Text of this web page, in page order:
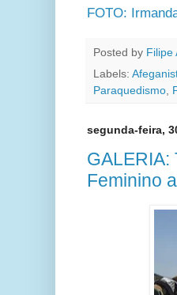
FOTO:
Posted by Filipe
Labels:
Paraquedismo
segunda-feira,
GALERIA:
Feminino